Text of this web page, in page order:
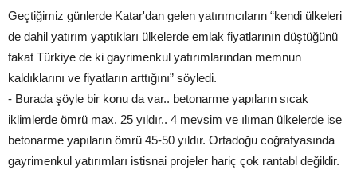
Geçtiğimiz günlerde Katar'dan gelen yatırımcıların “kendi ülkeleri
de dahil yatırım yaptıkları ülkelerde emlak fiyatlarının düştüğünü
fakat Türkiye de ki gayrimenkul yatırımlarından memnun
kaldıklarını ve fiyatların arttığını” söyledi.
- Burada şöyle bir konu da var.. betonarme yapıların sıcak
iklimlerde ömrü max. 25 yıldır.. 4 mevsim ve ılıman ülkelerde ise
betonarme yapıların ömrü 45-50 yıldır. Ortadoğu coğrafyasında
gayrimenkul yatırımları istisnai projeler hariç çok rantabl değildir.